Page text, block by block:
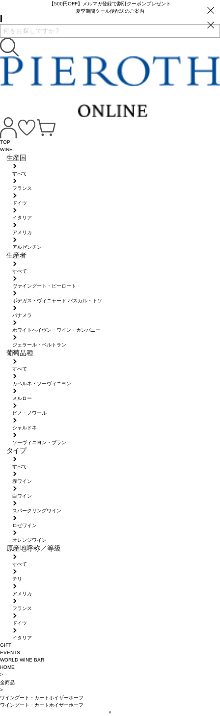
【500円OFF】メルマガ登録で割引クーポンプレゼント
夏季期間クール便配送のご案内
TOP
WINE
生産国
すべて
フランス
ドイツ
イタリア
アメリカ
アルゼンチン
生産者
すべて
ヴァイングート・ピーロート
ボデガス・ヴィニャード パスカル・トソ
パナメラ
ホワイトへイヴン・ワイン・カンパニー
ジェラール・ベルトラン
葡萄品種
すべて
カベルネ・ソーヴィニヨン
メルロー
ピノ・ノワール
シャルドネ
ソーヴィニヨン・ブラン
タイプ
すべて
赤ワイン
白ワイン
スパークリングワイン
ロゼワイン
オレンジワイン
原産地呼称／等級
すべて
チリ
アメリカ
フランス
ドイツ
イタリア
GIFT
EVENTS
WORLD WINE BAR
HOME
>
全商品
>
ワイングート・カートホイザーホーフ
ワイングート・カートホイザーホーフ
×